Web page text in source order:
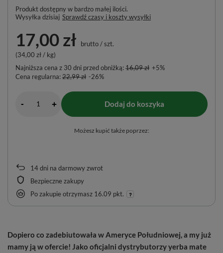
14dni na darmowy zwrot
Bezpieczne zakupy
Po zakupie otrzymasz 16.09 pkt.
Produkt dostępny w bardzo małej ilości
Wysyłka dzisiaj Sprawdź czasy i koszty wysyłki
17,00 zł brutto/szt.
(34,00 zł / kg)
Najniższa cena z 30 dni przed obniżką:16,09 zł +5%
Cena regularna:22,99 zł -26%
- + Dodaj do koszyka
Możesz kupić także poprzez:
Dopiero co zadebiutowała w Ameryce Południowej, a my już
mamy ją w ofercie! Jako oficjalni dystrybutorzy yerba mate